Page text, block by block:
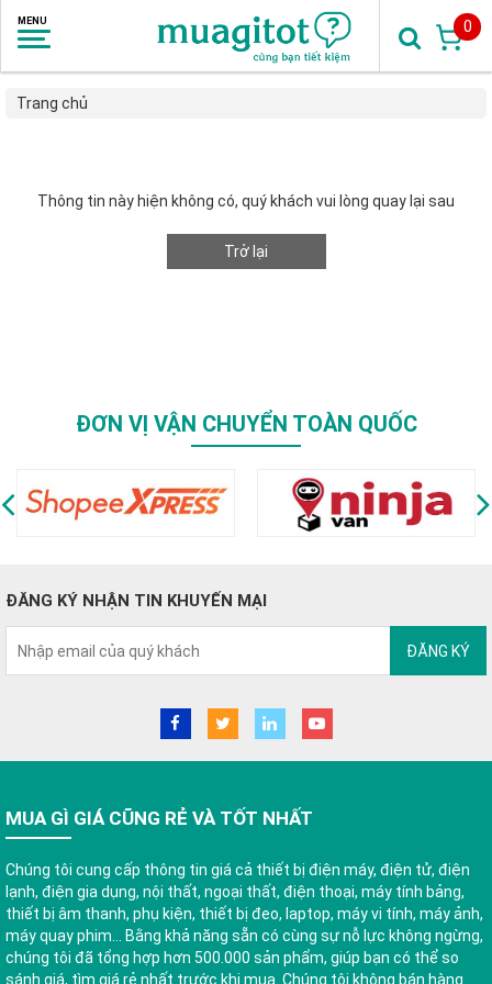
0
Trang chủ
Thông tin này hiện không có, quý khách vui lòng quay lại sau
Trở lại
ĐƠN VỊ VẬN CHUYỂN TOÀN QUỐC
ĐĂNG KÝ NHẬN TIN KHUYẾN MẠI
ĐĂNG KÝ
MUA GÌ GIÁ CŨNG RẺ VÀ TỐT NHẤT
Chúng tôi cung cấp thông tin giá cả thiết bị điện máy, điện tử, điện
lạnh, điện gia dụng, nội thất, ngoại thất, điện thoại, máy tính bảng,
thiết bị âm thanh, phụ kiện, thiết bị đeo, laptop, máy vi tính, máy ảnh,
máy quay phim... Bằng khả năng sẵn có cùng sự nỗ lực không ngừng,
chúng tôi đã tổng hợp hơn 500.000 sản phẩm, giúp bạn có thể so
sánh giá, tìm giá rẻ nhất trước khi mua. Chúng tôi không bán hàng.